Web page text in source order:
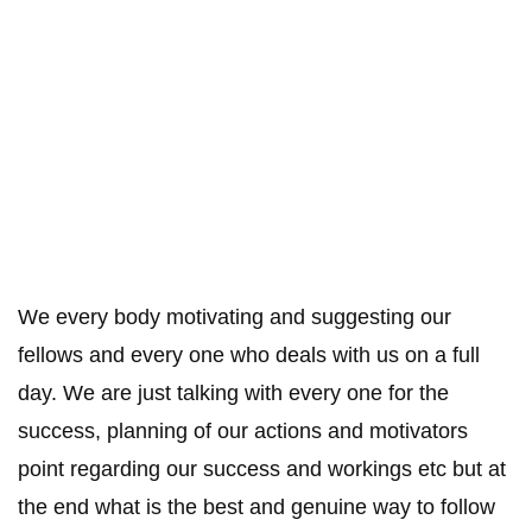
We every body motivating and suggesting our
fellows and every one who deals with us on a full
day. We are just talking with every one for the
success, planning of our actions and motivators
point regarding our success and workings etc but at
the end what is the best and genuine way to follow